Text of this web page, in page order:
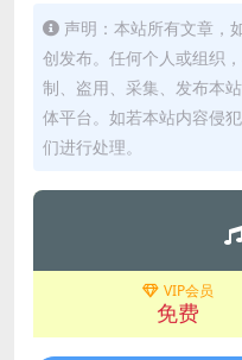
声明：本站所有文章，
创发布。任何个人或组织
制、盗用、采集、发布本
体平台。如若本站内容侵
们进行处理。
VIP会员
免费